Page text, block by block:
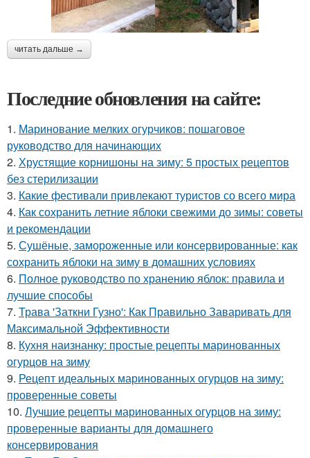
читать дальше →
Последние обновления на сайте:
1. Маринование мелких огурчиков: пошаговое
руководство для начинающих
2. Хрустящие корнишоны на зиму: 5 простых рецептов
без стерилизации
3. Какие фестивали привлекают туристов со всего мира
4. Как сохранить летние яблоки свежими до зимы: советы
и рекомендации
5. Сушёные, замороженные или консервированные: как
сохранить яблоки на зиму в домашних условиях
6. Полное руководство по хранению яблок: правила и
лучшие способы
7. Трава 'Заткни Гузно': Как Правильно Заваривать для
Максимальной Эффективности
8. Кухня наизнанку: простые рецепты маринованных
огурцов на зиму
9. Рецепт идеальных маринованных огурцов на зиму:
проверенные советы
10. Лучшие рецепты маринованных огурцов на зиму:
проверенные варианты для домашнего
консервирования